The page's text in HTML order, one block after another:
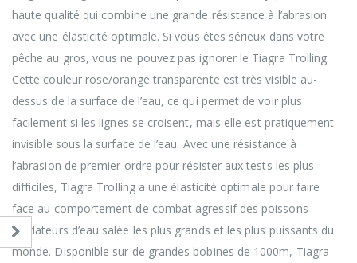
haute qualité qui combine une grande résistance à l’abrasion
avec une élasticité optimale. Si vous êtes sérieux dans votre
pêche au gros, vous ne pouvez pas ignorer le Tiagra Trolling.
Cette couleur rose/orange transparente est très visible au-
dessus de la surface de l’eau, ce qui permet de voir plus
facilement si les lignes se croisent, mais elle est pratiquement
invisible sous la surface de l’eau. Avec une résistance à
l’abrasion de premier ordre pour résister aux tests les plus
difficiles, Tiagra Trolling a une élasticité optimale pour faire
face au comportement de combat agressif des poissons
prédateurs d’eau salée les plus grands et les plus puissants du
monde. Disponible sur de grandes bobines de 1000m, Tiagra